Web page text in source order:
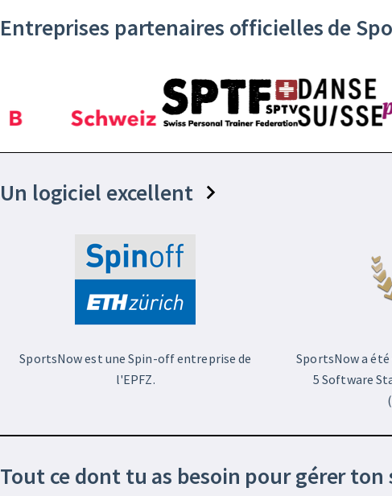
Entreprises partenaires officielles de
Un logiciel excellent
SportsNow est une Spin-off entreprise de
l'EPFZ.
SportsNow a
5 Software
Tout ce dont tu as besoin pour gérer ton